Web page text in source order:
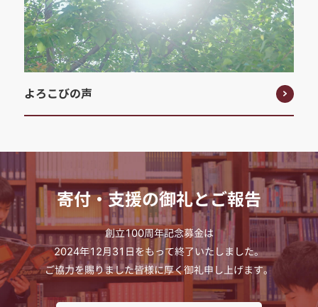
よろこびの声
寄付・支援の御礼とご報告
創立100周年記念募金は
2024年12月31日をもって終了いたしました。
ご協力を賜りました皆様に厚く御礼申し上げます。